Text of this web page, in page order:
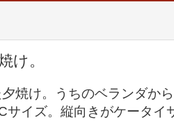
け。
焼け。うちのベランダか
サイズ。縦向きがケータイ